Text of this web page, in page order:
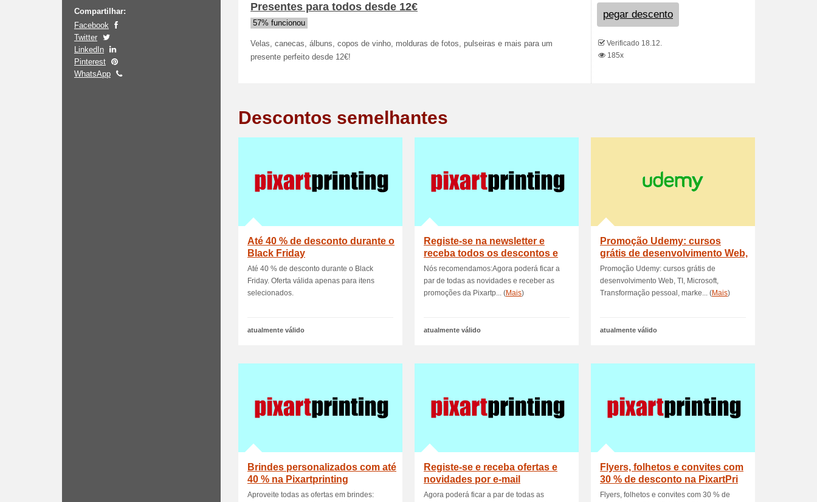
Compartilhar:
Facebook
Twitter
LinkedIn
Pinterest
WhatsApp
Presentes para todos desde 12€
57% funcionou
Velas, canecas, álbuns, copos de vinho, molduras de fotos, pulseiras e mais para um
presente perfeito desde 12€!
pegar descento
Verificado 18.12.
185x
Descontos semelhantes
Até 40 % de desconto durante o
Black Friday
Até 40 % de desconto durante o Black
Friday. Oferta válida apenas para itens
selecionados.
atualmente válido
Registe-se na newsletter e
receba todos os descontos e
ofert
Nós recomendamos:Agora poderá ficar a
par de todas as novidades e receber as
promoções da Pixartp... (Mais)
atualmente válido
Promoção Udemy: cursos
grátis de desenvolvimento Web,
TI, Mi
Promoção Udemy: cursos grátis de
desenvolvimento Web, TI, Microsoft,
Transformação pessoal, marke... (Mais)
atualmente válido
Brindes personalizados com até
40 % na Pixartprinting
Aproveite todas as ofertas em brindes:
Registe-se e receba ofertas e
novidades por e-mail
Agora poderá ficar a par de todas as
Flyers, folhetos e convites com
30 % de desconto na PixartPri
Flyers, folhetos e convites com 30 % de